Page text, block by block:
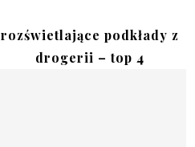
rozświetlające podkłady z
drogerii – top 4